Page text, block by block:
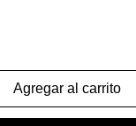
Agregar al carrito